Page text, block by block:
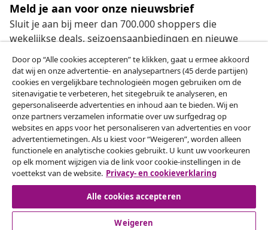
Meld je aan voor onze nieuwsbrief
Sluit je aan bij meer dan 700.000 shoppers die
wekelijkse deals, seizoensaanbiedingen en nieuwe
Onze sociale media
Herroeping van de overeenkomst
Een annulering voor je bestelling indienen
Herroeping van de overeenkomst
Door op “Alle cookies accepteren” te klikken, gaat u ermee akkoord
dat wij en onze advertentie- en analysepartners (45 derde partijen)
cookies en vergelijkbare technologieën mogen gebruiken om de
sitenavigatie te verbeteren, het sitegebruik te analyseren, en
gepersonaliseerde advertenties en inhoud aan te bieden. Wij en
onze partners verzamelen informatie over uw surfgedrag op
websites en apps voor het personaliseren van advertenties en voor
advertentiemetingen. Als u kiest voor “Weigeren”, worden alleen
functionele en analytische cookies gebruikt. U kunt uw voorkeuren
op elk moment wijzigen via de link voor cookie-instellingen in de
voettekst van de website. Privacy- en cookieverklaring
Alle cookies accepteren
Weigeren